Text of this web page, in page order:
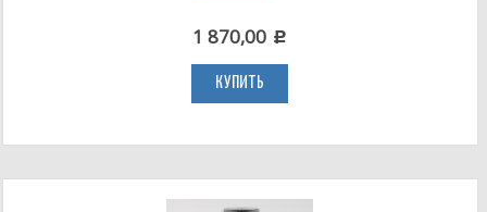
1 870,00 c
КУПИТЬ